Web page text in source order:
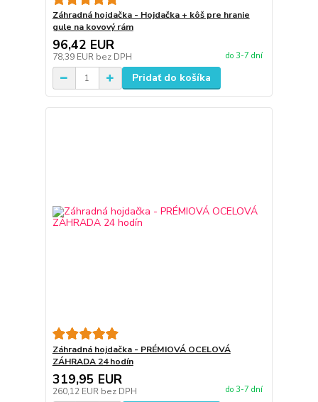
Záhradná hojdačka - Hojdačka + kôš pre hranie
gule na kovový rám
96,42 EUR
78,39 EUR bez DPH do 3-7 dní
Pridať do košíka
Záhradná hojdačka - PRÉMIOVÁ OCELOVÁ
ZÁHRADA 24 hodín
319,95 EUR
260,12 EUR bez DPH do 3-7 dní